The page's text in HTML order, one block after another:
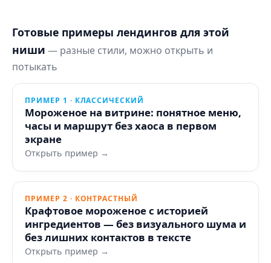
Готовые примеры лендингов для этой
ниши — разные стили, можно открыть и
потыкать
ПРИМЕР 1 · КЛАССИЧЕСКИЙ
Мороженое на витрине: понятное меню,
часы и маршрут без хаоса в первом
экране
Открыть пример →
ПРИМЕР 2 · КОНТРАСТНЫЙ
Крафтовое мороженое с историей
ингредиентов — без визуального шума и
без лишних контактов в тексте
Открыть пример →